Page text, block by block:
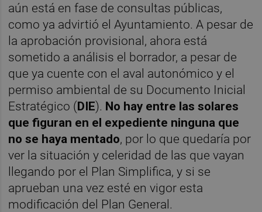
aún está en fase de consultas públicas,
como ya advirtió el Ayuntamiento. A pesar de
la aprobación provisional, ahora está
sometido a análisis el borrador, a pesar de
que ya cuente con el aval autonómico y el
permiso ambiental de su Documento Inicial
Estratégico (DIE). No hay entre las solares
que figuran en el expediente ninguna que
no se haya mentado, por lo que quedaría por
ver la situación y celeridad de las que vayan
llegando por el Plan Simplifica, y si se
aprueban una vez esté en vigor esta
modificación del Plan General.